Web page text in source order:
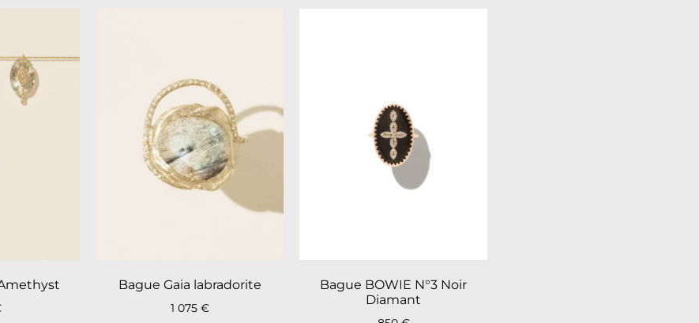
Bague Gaia labradorite
1 075 €
Bague BOWIE N°3 Noir
Diamant